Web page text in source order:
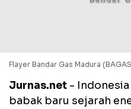
Flayer Bandar Gas Madura
Jurnas.net -
babak baru sejarah